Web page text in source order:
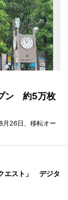
ン 約5万枚
月26日、移転オー
エスト」 デジタ